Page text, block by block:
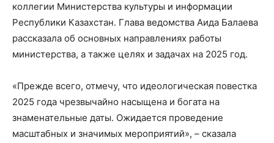
коллегии Министерства культуры и информации
Республики Казахстан. Глава ведомства Аида Балаева
рассказала об основных направлениях работы
министерства, а также целях и задачах на 2025 год.
«Прежде всего, отмечу, что идеологическая повестка
2025 года чрезвычайно насыщена и богата на
знаменательные даты. Ожидается проведение
масштабных и значимых мероприятий», – сказала